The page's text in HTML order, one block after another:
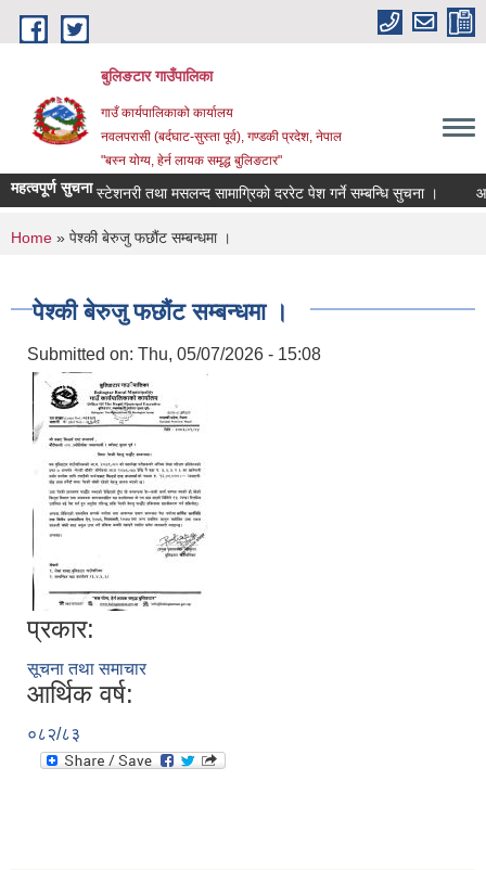
Skip to main content
बुलिङटार गाउँपालिका
गाउँ कार्यपालिकाको कार्यालय
नवलपरासी (बर्दघाट-सुस्ता पूर्व), गण्डकी प्रदेश, नेपाल
"बस्न योग्य, हेर्न लायक समृद्ध बुलिङटार"
महत्वपूर्ण सुचनास्टेशनरी तथा मसलन्द सामाग्रिको दररेट पेश गर्ने सम्बन्धि सुचना ।
You are here
Home » पेश्की बेरुजु फछौंट सम्बन्धमा ।
पेश्की बेरुजु फछौंट सम्बन्धमा ।
Submitted on: Thu, 05/07/2026 - 15:08
प्रकार:
सूचना तथा समाचार
आर्थिक वर्ष:
०८२/८३